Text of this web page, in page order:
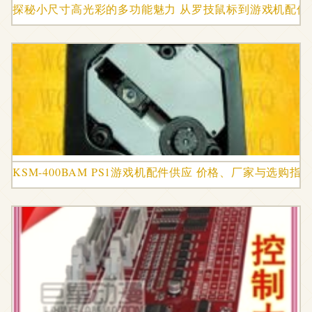
探秘小尺寸高光彩的多功能魅力 从罗技鼠标到游戏机配件
KSM-400BAM PS1游戏机配件供应 价格、厂家与选购指